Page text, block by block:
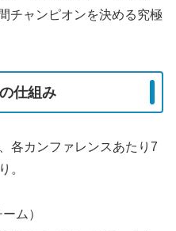
チャンピオンを決める究極
仕組み
各カンファレンスあたり7
。
ム）